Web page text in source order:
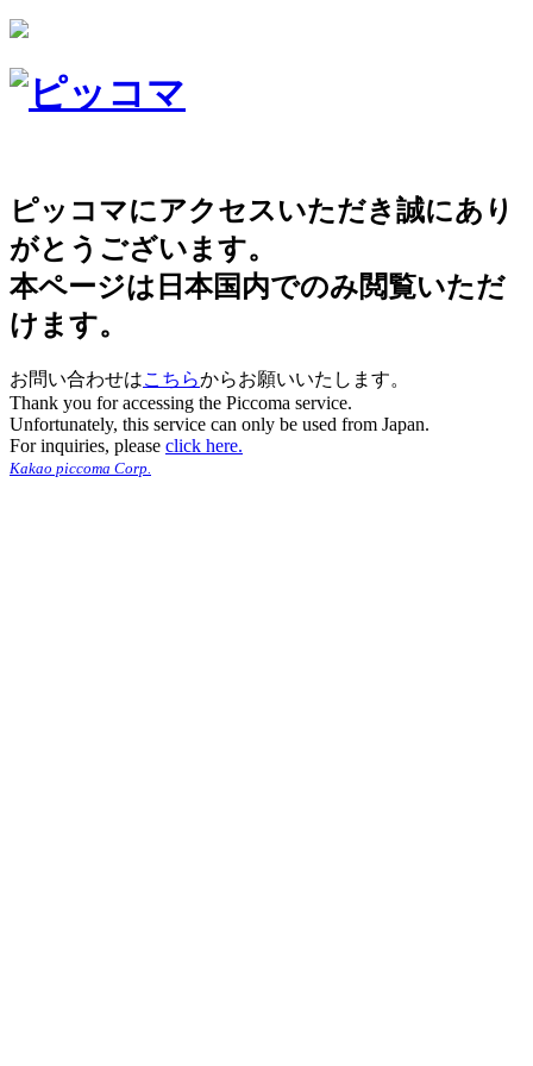
ピッコマにアクセスいただき誠にあり
がとうございます。
本ページは日本国内でのみ閲覧いただ
けます。
お問い合わせはこちらからお願いいたします。
Thank you for accessing the Piccoma service.
Unfortunately, this service can only be used from Japan.
For inquiries, please click here.
Kakao piccoma Corp.